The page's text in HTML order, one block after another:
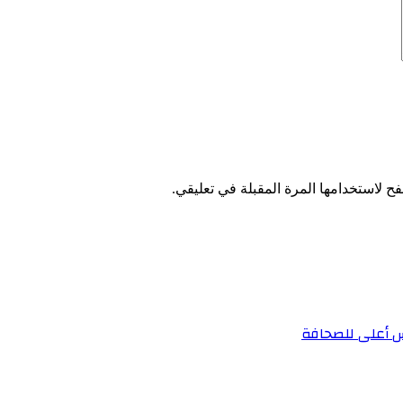
لاستخدامها المرة المقبلة في تعليقي.
أعلى للصحافة